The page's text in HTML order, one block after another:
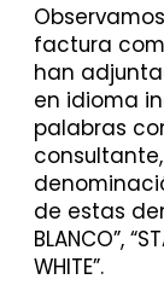
factura
han
en idioma
palabras
de estas
BLANCO”,
WHITE”.